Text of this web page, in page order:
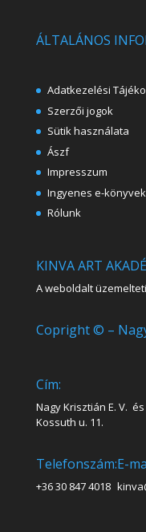
ÁLTALÁNOS
Adatkezelési
Szerzői jogok
Sütik használata
Ászf
Impresszum
Ingyenes e-
Rólunk
KINVA ART
A weboldalt
Copright © –
Cím:
Nagy Krisztián E. V.
Kossuth u. 11.
Telefonszám:
+36 30 847 4018
E-